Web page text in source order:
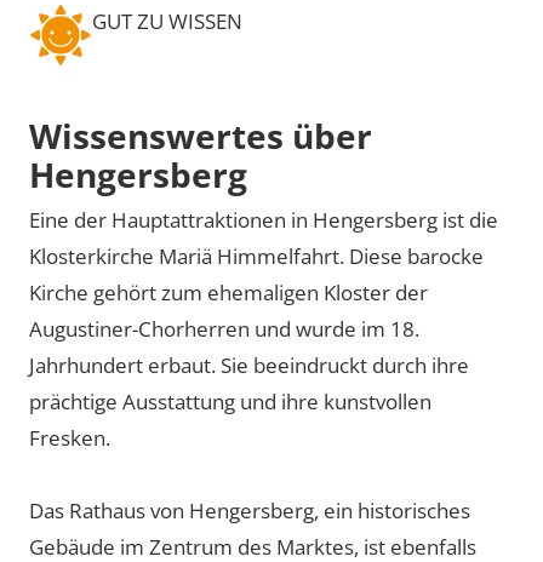
GUT ZU WISSEN
Wissenswertes über
Hengersberg
Eine der Hauptattraktionen in Hengersberg ist die
Klosterkirche Mariä Himmelfahrt. Diese barocke
Kirche gehört zum ehemaligen Kloster der
Augustiner-Chorherren und wurde im 18.
Jahrhundert erbaut. Sie beeindruckt durch ihre
prächtige Ausstattung und ihre kunstvollen
Fresken.
Das Rathaus von Hengersberg, ein historisches
Gebäude im Zentrum des Marktes, ist ebenfalls